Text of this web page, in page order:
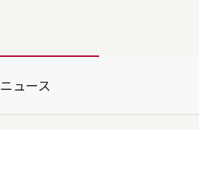
ニュース